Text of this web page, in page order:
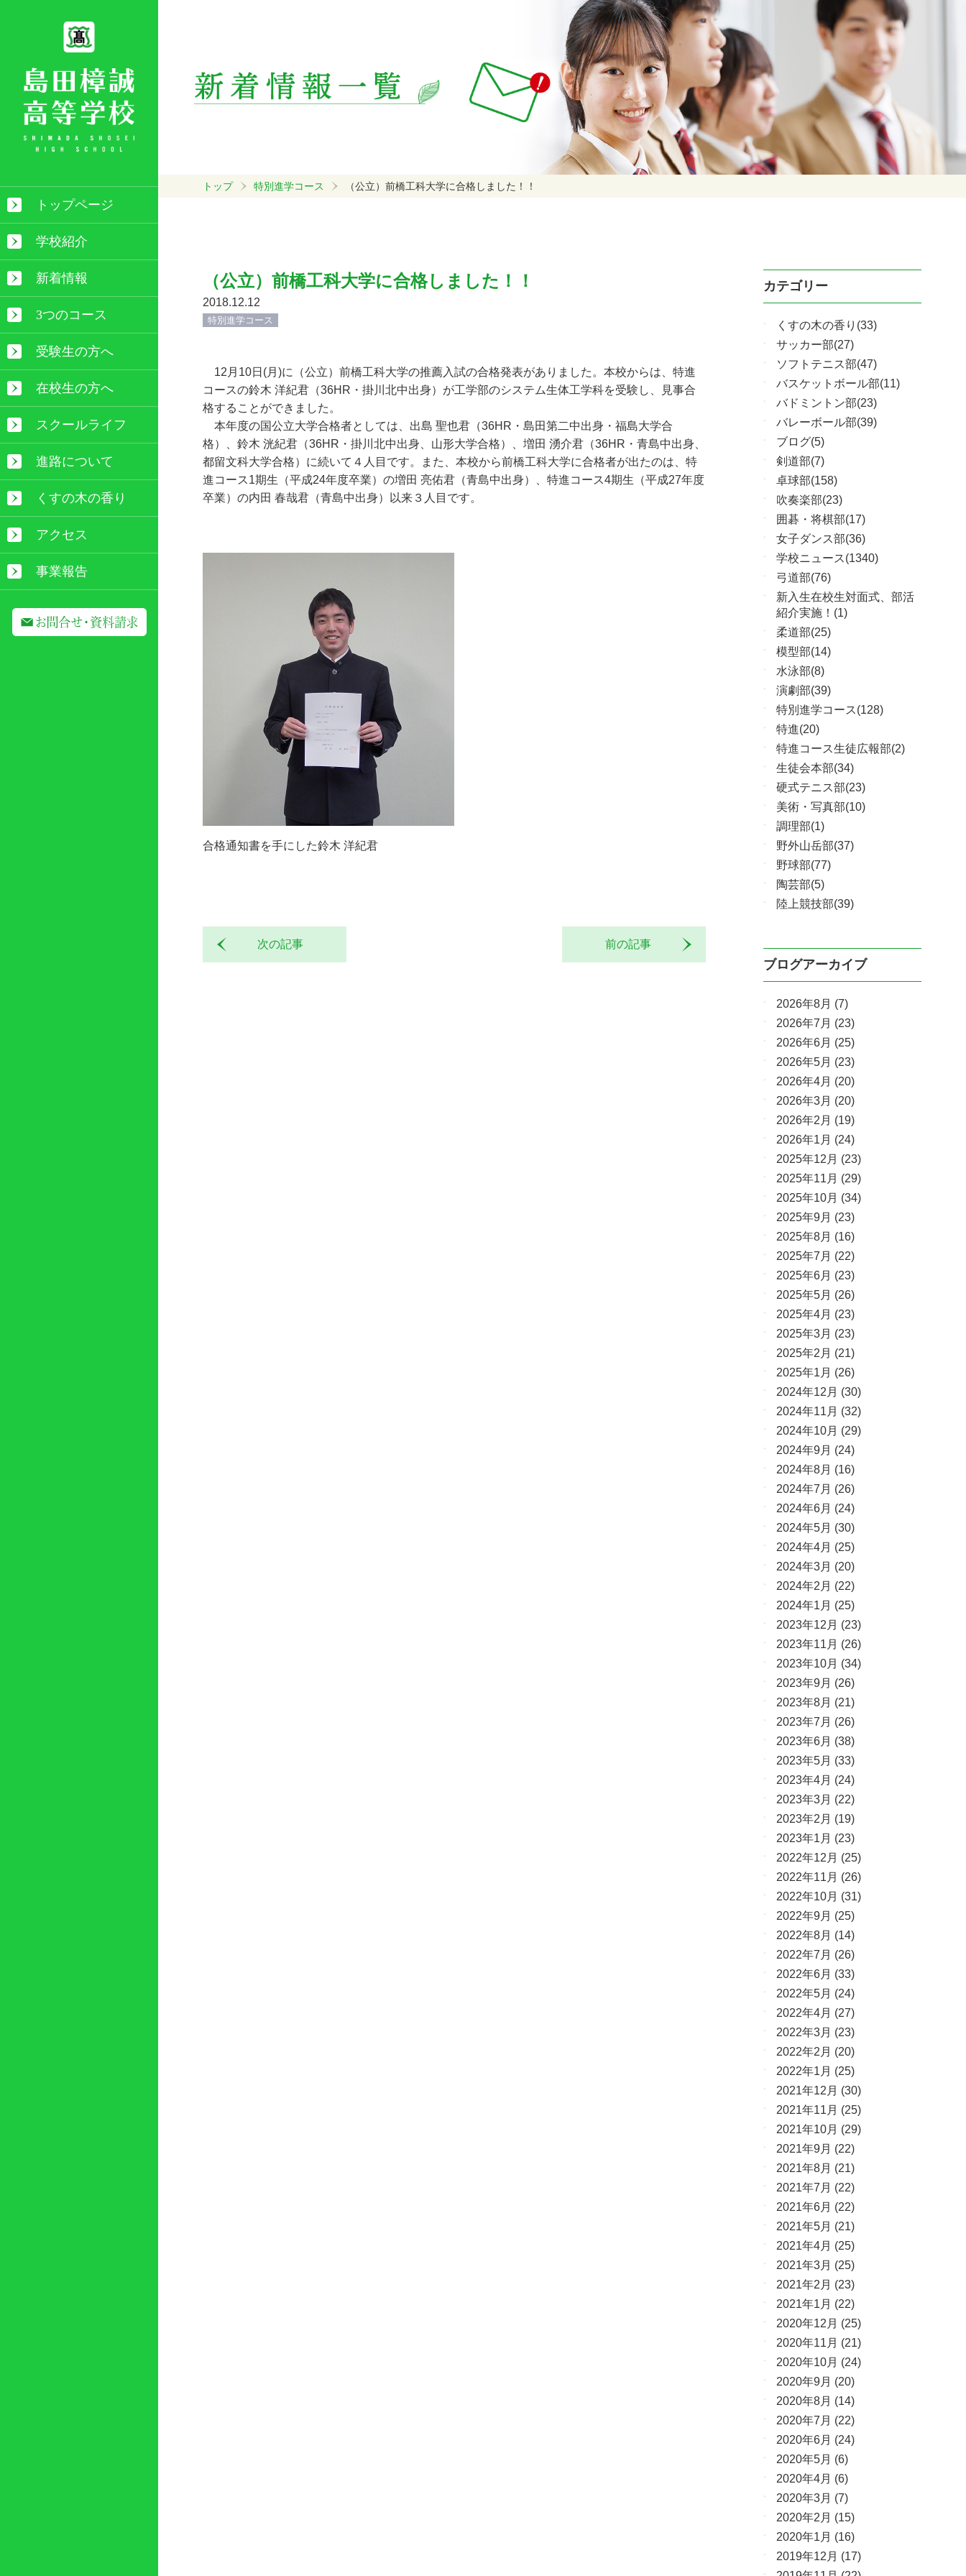
トップページ
学校紹介
新着情報
3つのコース
受験生の方へ
在校生の方へ
スクールライフ
進路について
くすの木の香り
アクセス
事業報告
トップ 特別進学コース （公立）前橋工科大学に合格しました！！
（公立）前橋工科大学に合格しました！！
2018.12.12
特別進学コース
12月10日(月)に（公立）前橋工科大学の推薦入試の合格発表がありました。本校からは、特進
コースの鈴木 洋紀君（36HR・掛川北中出身）が工学部のシステム生体工学科を受験し、見事合
格することができました。
本年度の国公立大学合格者としては、出島 聖也君（36HR・島田第二中出身・福島大学合
格）、鈴木 洸紀君（36HR・掛川北中出身、山形大学合格）、増田 湧介君（36HR・青島中出身、
都留文科大学合格）に続いて４人目です。また、本校から前橋工科大学に合格者が出たのは、特
進コース1期生（平成24年度卒業）の増田 亮佑君（青島中出身）、特進コース4期生（平成27年度
卒業）の内田 春哉君（青島中出身）以来３人目です。
合格通知書を手にした鈴木 洋紀君
前の記事
次の記事
カテゴリー
くすの木の香り(33)
サッカー部(27)
ソフトテニス部(47)
バスケットボール部(11)
バドミントン部(23)
バレーボール部(39)
ブログ(5)
剣道部(7)
卓球部(158)
吹奏楽部(23)
囲碁・将棋部(17)
女子ダンス部(36)
学校ニュース(1340)
弓道部(76)
新入生在校生対面式、部活
紹介実施！(1)
柔道部(25)
模型部(14)
水泳部(8)
演劇部(39)
特別進学コース(128)
特進(20)
特進コース生徒広報部(2)
生徒会本部(34)
硬式テニス部(23)
美術・写真部(10)
調理部(1)
野外山岳部(37)
野球部(77)
陶芸部(5)
陸上競技部(39)
ブログアーカイブ
2026年8月 (7)
2026年7月 (23)
2026年6月 (25)
2026年5月 (23)
2026年4月 (20)
2026年3月 (20)
2026年2月 (19)
2026年1月 (24)
2025年12月 (23)
2025年11月 (29)
2025年10月 (34)
2025年9月 (23)
2025年8月 (16)
2025年7月 (22)
2025年6月 (23)
2025年5月 (26)
2025年4月 (23)
2025年3月 (23)
2025年2月 (21)
2025年1月 (26)
2024年12月 (30)
2024年11月 (32)
2024年10月 (29)
2024年9月 (24)
2024年8月 (16)
2024年7月 (26)
2024年6月 (24)
2024年5月 (30)
2024年4月 (25)
2024年3月 (20)
2024年2月 (22)
2024年1月 (25)
2023年12月 (23)
2023年11月 (26)
2023年10月 (34)
2023年9月 (26)
2023年8月 (21)
2023年7月 (26)
2023年6月 (38)
2023年5月 (33)
2023年4月 (24)
2023年3月 (22)
2023年2月 (19)
2023年1月 (23)
2022年12月 (25)
2022年11月 (26)
2022年10月 (31)
2022年9月 (25)
2022年8月 (14)
2022年7月 (26)
2022年6月 (33)
2022年5月 (24)
2022年4月 (27)
2022年3月 (23)
2022年2月 (20)
2022年1月 (25)
2021年12月 (30)
2021年11月 (25)
2021年10月 (29)
2021年9月 (22)
2021年8月 (21)
2021年7月 (22)
2021年6月 (22)
2021年5月 (21)
2021年4月 (25)
2021年3月 (25)
2021年2月 (23)
2021年1月 (22)
2020年12月 (25)
2020年11月 (21)
2020年10月 (24)
2020年9月 (20)
2020年8月 (14)
2020年7月 (22)
2020年6月 (24)
2020年5月 (6)
2020年4月 (6)
2020年3月 (7)
2020年2月 (15)
2020年1月 (16)
2019年12月 (17)